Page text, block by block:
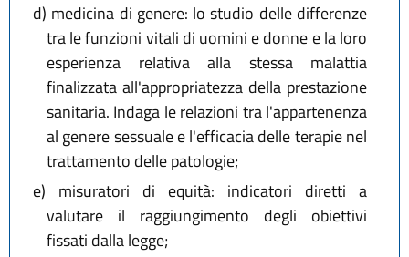
d) medicina di genere: lo studio delle differenze
tra le funzioni vitali di uomini e donne e la loro
esperienza relativa alla stessa malattia
finalizzata all'appropriatezza della prestazione
sanitaria. Indaga le relazioni tra l'appartenenza
al genere sessuale e l'efficacia delle terapie nel
trattamento delle patologie;
e) misuratori di equità: indicatori diretti a
valutare il raggiungimento degli obiettivi
fissati dalla legge;